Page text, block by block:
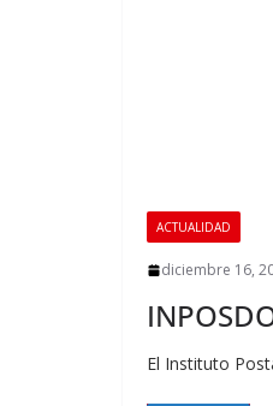
ACTUALIDAD
diciembre 16,
El Instituto